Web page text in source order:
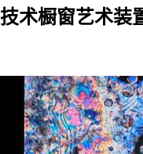
术橱窗艺术装